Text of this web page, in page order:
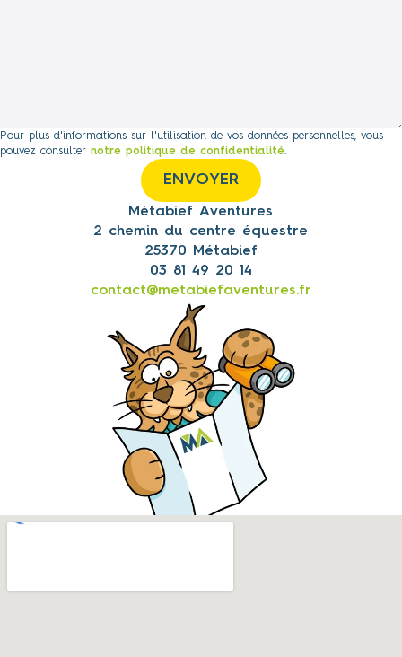
Pour plus d'informations sur l'utilisation de vos données personnelles, vous
pouvez consulter notre politique de confidentialité.
ENVOYER
Métabief Aventures
2 chemin du centre équestre
25370 Métabief
03 81 49 20 14
contact@metabiefaventures.fr